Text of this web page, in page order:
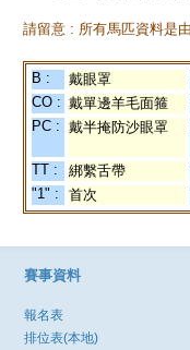
請留意 : 所有馬匹資料是
B : 戴眼罩
CO : 戴單邊羊毛面箍
PC : 戴半掩防沙眼罩
TT : 綁繫舌帶
"1" :
首次
賽事資料
報名表
排位表(本地)